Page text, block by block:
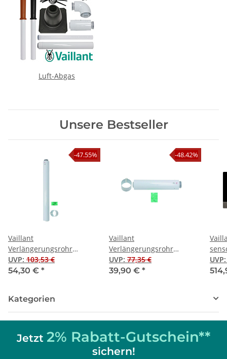
Luft-Abgas
Unsere Bestseller
-47.55%
Vaillant
Verlängerungsrohr
Brennwert
Luft-/Abgasführung, PP,
UVP: 103,53 €
54,30 € *
-48.42%
Vaillant
Verlängerungsrohr
Brennwert
Luft-/Abgasführung, PP,
UVP: 77,35 €
39,90 € *
720/
UVP
Kategorien
Jetzt 2% Rabatt-Gutschein**
sichern!